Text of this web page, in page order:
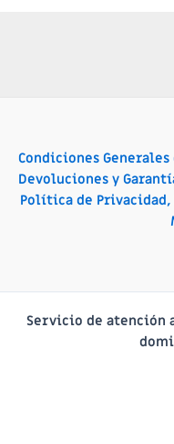
Condiciones
Devoluciones y
Política de Privacidad,
Servicio de atención